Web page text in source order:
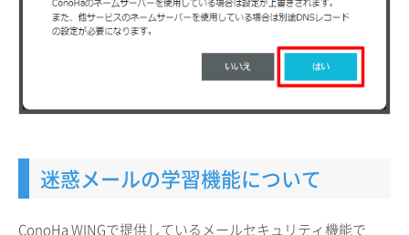
迷惑メールの学習機能について
ConoHa WINGで提供しているメールセキュリティ機能で